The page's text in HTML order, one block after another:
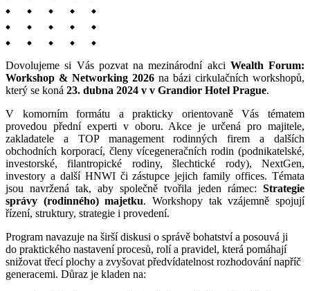
Dovolujeme si Vás pozvat na mezinárodní akci Wealth Forum:
Workshop & Networking 2026 na bázi cirkulačních workshopů,
který se koná 23. dubna 2024 v v Grandior Hotel Prague.
V komorním formátu a prakticky orientovaně Vás tématem
provedou přední experti v oboru. Akce je určená pro majitele,
zakladatele a TOP management rodinných firem a dalších
obchodních korporací, členy vícegeneračních rodin (podnikatelské,
investorské, filantropické rodiny, šlechtické rody), NextGen,
investory a další HNWI či zástupce jejich family offices. Témata
jsou navržená tak, aby společně tvořila jeden rámec: Strategie
správy (rodinného) majetku. Workshopy tak vzájemně spojují
řízení, struktury, strategie i provedení.
Program navazuje na širší diskusi o správě bohatství a posouvá ji
do praktického nastavení procesů, rolí a pravidel, která pomáhají
snižovat třecí plochy a zvyšovat předvídatelnost rozhodování napříč
generacemi. Důraz je kladen na: